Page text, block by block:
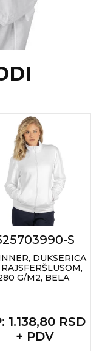
S
DUKSERICA
G/M2, BELA
: 1.138,80 RSD
+ PDV